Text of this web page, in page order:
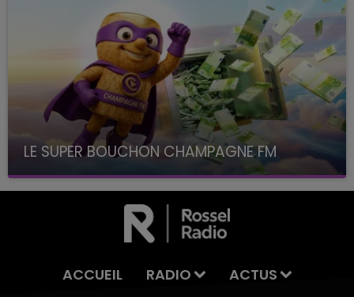
LE SUPER BOUCHON CHAMPAGNE FM
avec La Famille Champagne FM, à 8H10
ACCUEIL RADIO
ACTUS